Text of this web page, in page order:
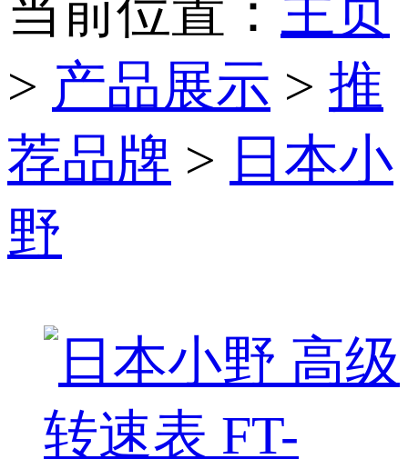
当前位置： 主页
> 产品展示 > 推
荐品牌 > 日本小
野